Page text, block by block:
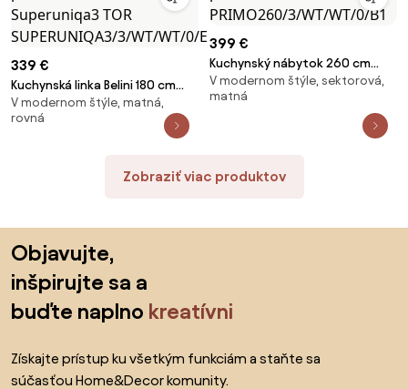
339 €
Kuchynská linka Belini 180 cm
biely mat s pracovnou doskou
Superuniqa3 TOR
SUPERUNIQA3/3/WT/WT/0/E
V modernom štýle, matná,
rovná
399 €
Kuchynský nábytok 260 cm
biela matná s pracovnou
doskou TOR
V modernom štýle, sektorová,
matná
Zobraziť viac produktov
Objavujte,
inšpirujte sa a
buďte naplno kreatívni
Získajte prístup ku všetkým funkciám a staňte sa
súčasťou Home&Decor komunity.